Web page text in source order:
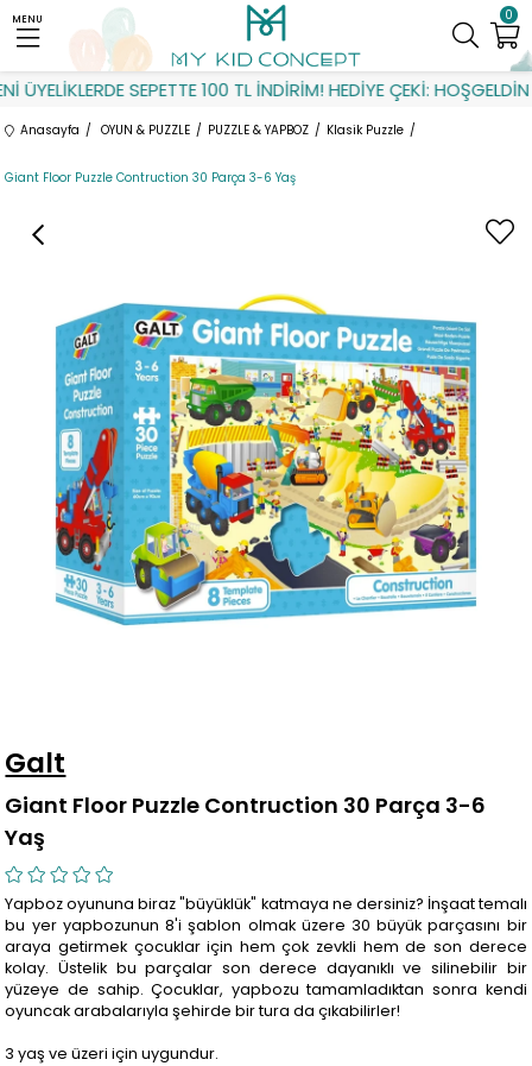
SEPETTE 100 TL İNDİRİM! HEDİYE ÇEKİ: HOŞGELDİN
0
MENU
Anasayfa OYUN & PUZZLE PUZZLE & YAPBOZ Klasik Puzzle
Giant Floor Puzzle Contruction 30 Parça 3-6 Yaş
Galt
Giant Floor Puzzle Contruction 30 Parça 3-6
Yaş
Yapboz oyununa biraz "büyüklük" katmaya ne dersiniz? İnşaat temalı
bu yer yapbozunun 8'i şablon olmak üzere 30 büyük parçasını bir
araya getirmek çocuklar için hem çok zevkli hem de son derece
kolay. Üstelik bu parçalar son derece dayanıklı ve silinebilir bir
yüzeye de sahip. Çocuklar, yapbozu tamamladıktan sonra kendi
oyuncak arabalarıyla şehirde bir tura da çıkabilirler!
3 yaş ve üzeri için uygundur.